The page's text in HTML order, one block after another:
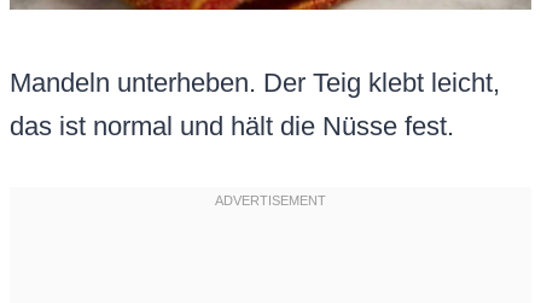
Mandeln unterheben. Der Teig klebt leicht,
das ist normal und hält die Nüsse fest.